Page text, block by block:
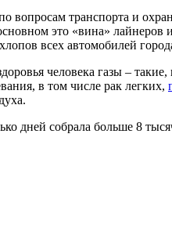
вопросам транспорта и
это «вина»
всех автомобилей
человека газы –
в том числе рак легких,
дней собрала больше 8